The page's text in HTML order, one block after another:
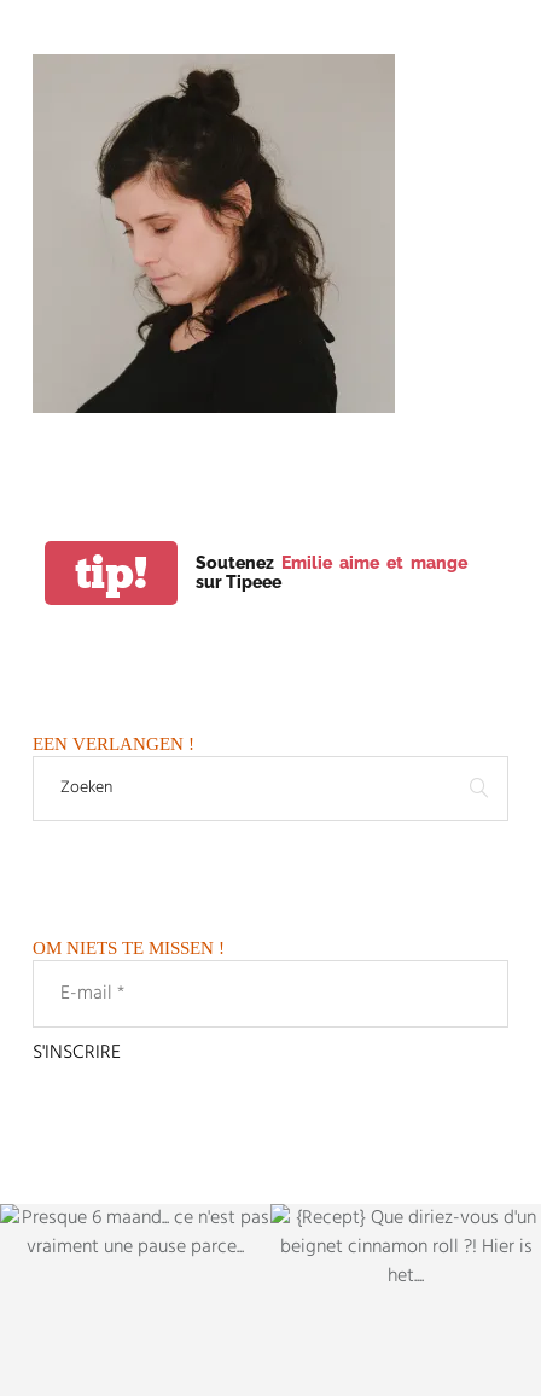
tip! Soutenez Emilie aime et mange
sur Tipeee
EEN VERLANGEN !
OM NIETS TE MISSEN !